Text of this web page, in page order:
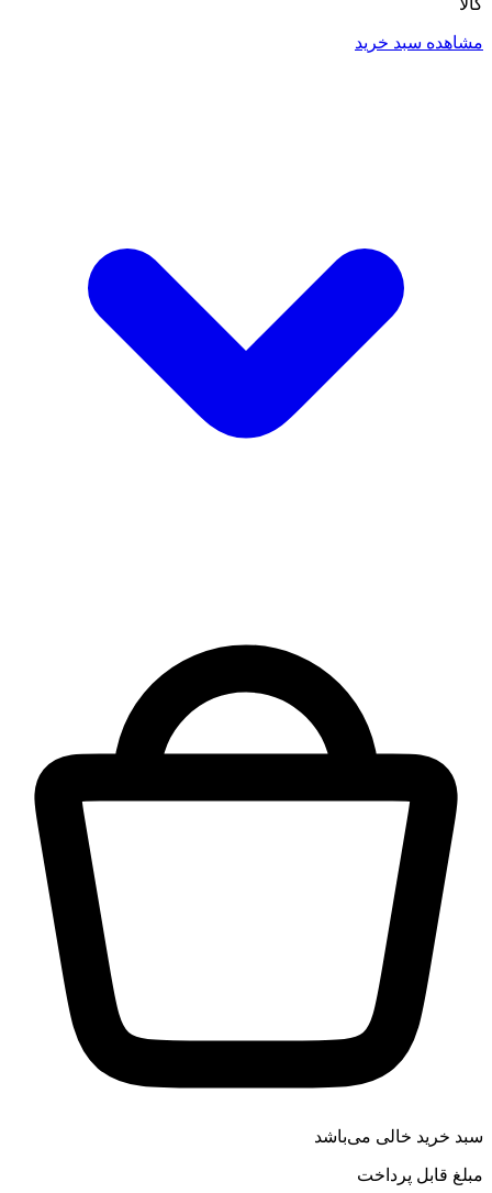
کالا
مشاهده سبد خرید
سبد خرید خالی می‌باشد
مبلغ قابل پرداخت